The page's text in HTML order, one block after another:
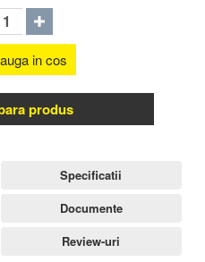
in cos
produs
Specificatii
Documente
Review-uri